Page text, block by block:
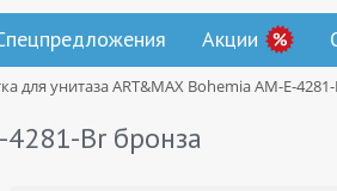
Акции
для унитаза ART&MAX Bohemia AM-E-
Br бронза